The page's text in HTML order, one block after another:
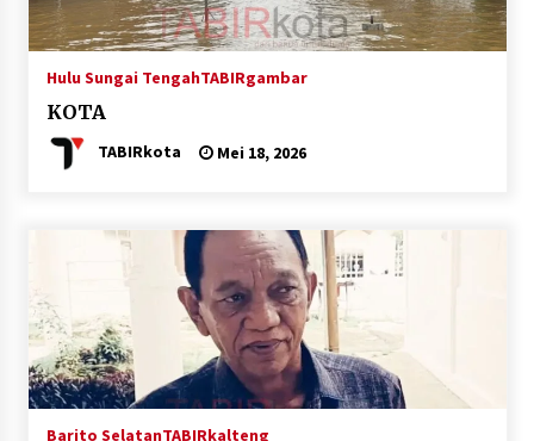
Pelajar di HST Musnahkan Barang Bukti
Kejaksaan, Ada Apa?
Hulu Sungai TengahTABIRgambar
KOTA
TABIRkota Mei 18, 2026
Barito SelatanTABIRkalteng